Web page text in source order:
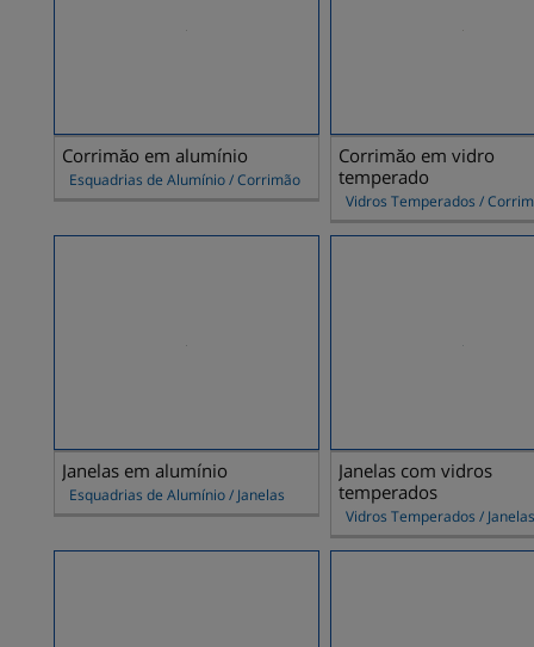
Corrimăo em alumínio
Esquadrias de Alumínio / Corrimão
Corrimăo em vidro
temperado
Vidros Temperados /
Janelas em alumínio
Esquadrias de Alumínio / Janelas
Janelas com vidros
temperados
Vidros Temperados /